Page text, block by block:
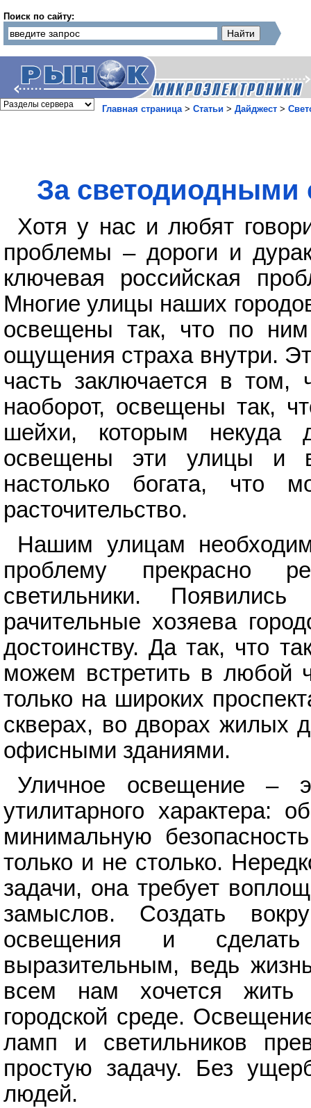
Поиск по сайту:
Главная страница> Статьи > Дайджест >
За светодиодными
Хотя у нас и любят
проблемы – дороги и
ключевая российская
Многие улицы наших
освещены так, что по ним
ощущения страха внутри.
часть заключается в том,
наоборот, освещены так,
шейхи, которым некуда
освещены эти улицы и
настолько богата, что
расточительство.
Нашим улицам
проблему прекрасно
светильники.
рачительные хозяева
достоинству. Да так, что
можем встретить в любой
только на широких
скверах, во дворах
офисными зданиями.
Уличное освещение –
утилитарного характера:
минимальную
только и не столько.
задачи, она требует
замыслов. Создать
освещения и
выразительным, ведь
всем нам хочется жить
городской среде.
ламп и светильников
простую задачу. Без
людей.